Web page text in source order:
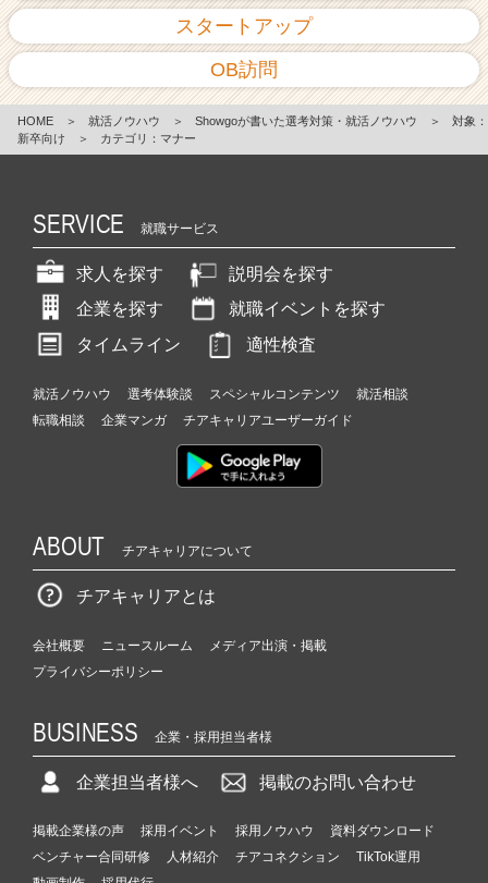
スタートアップ
OB訪問
HOME ＞ 就活ノウハウ ＞ Showgoが書いた選考対策・就活ノウハウ ＞
対象：
新卒向け
＞ カテゴリ：マナー
SERVICE 就職サービス
求人を探す
説明会を探す
企業を探す
就職イベントを探す
タイムライン
適性検査
就活ノウハウ 選考体験談 スペシャルコンテンツ
就活相談
転職相談
企業マンガ チアキャリアユーザーガイド
ABOUT チアキャリアについて
チアキャリアとは
会社概要 ニュースルーム
メディア出演・掲載
プライバシーポリシー
BUSINESS 企業・採用担当者様
企業担当者様へ 掲載のお問い合わせ
掲載企業様の声 採用イベント 採用ノウハウ
資料ダウンロード
ベンチャー合同研修
人材紹介 チアコネクション
TikTok運用